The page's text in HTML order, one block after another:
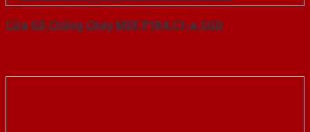
Cửa Gỗ Chống Cháy MDF P1R4-C1-a-SGD